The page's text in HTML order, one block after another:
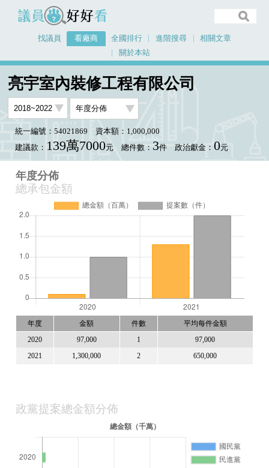
議員好好看
找議員 看廠商 全國排行 進階搜尋
相關文章
關於本站
首頁 看廠商
亮宇室內裝修工程有限公司
統一編號：54021869
資本額：1,000,000
建議款： 139萬7000元 總件數： 3件 政治獻金： 0元
年度分佈
總承包金額
年度 金額 件數 平均每件金額
2020 97,000 1 97,000
2021 1,300,000 2 650,000
政黨提案總金額分佈